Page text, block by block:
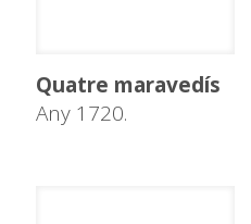
Quatre maravedís
Any 1720.